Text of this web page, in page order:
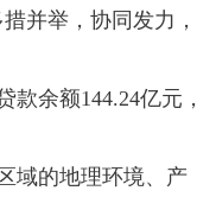
并举，协同发力，
余额144.24亿元，
的地理环境、产